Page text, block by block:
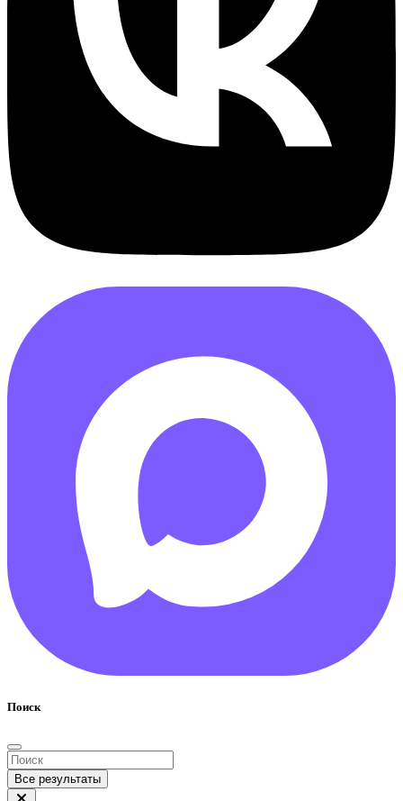
Поиск
Все результаты